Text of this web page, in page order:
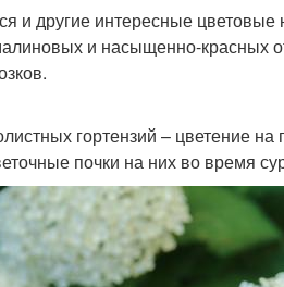
и другие интересные
и насыщенно-красных
гортензий – цветение
почки на них во время